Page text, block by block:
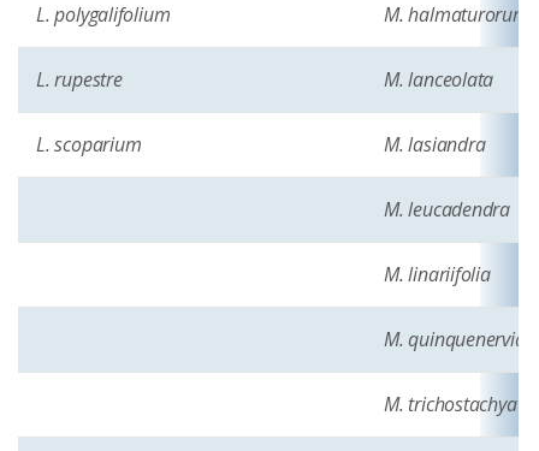
L. polygalifolium M. halmaturorum
L. rupestre M. lanceolata
L. scoparium M. lasiandra
M. leucadendra
M. linariifolia
M. quinquenervia
M. trichostachya